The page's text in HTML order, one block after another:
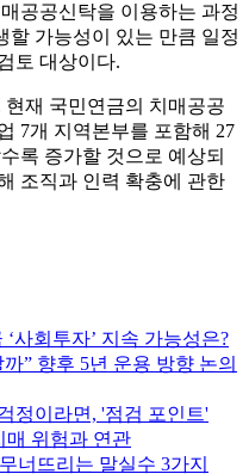
공공신탁을 이용하는 과정
할 가능성이 있는 만큼 일정
토 대상이다.
재 국민연금의 치매공공
7개 지역본부를 포함해 27
록 증가할 것으로 예상되
조직과 인력 확충에 관한
사회투자’ 지속 가능성은?
” 향후 5년 운용 방향 논의
정이라면, '점검 포인트'
매 위험과 연관
너뜨리는 말실수 3가지